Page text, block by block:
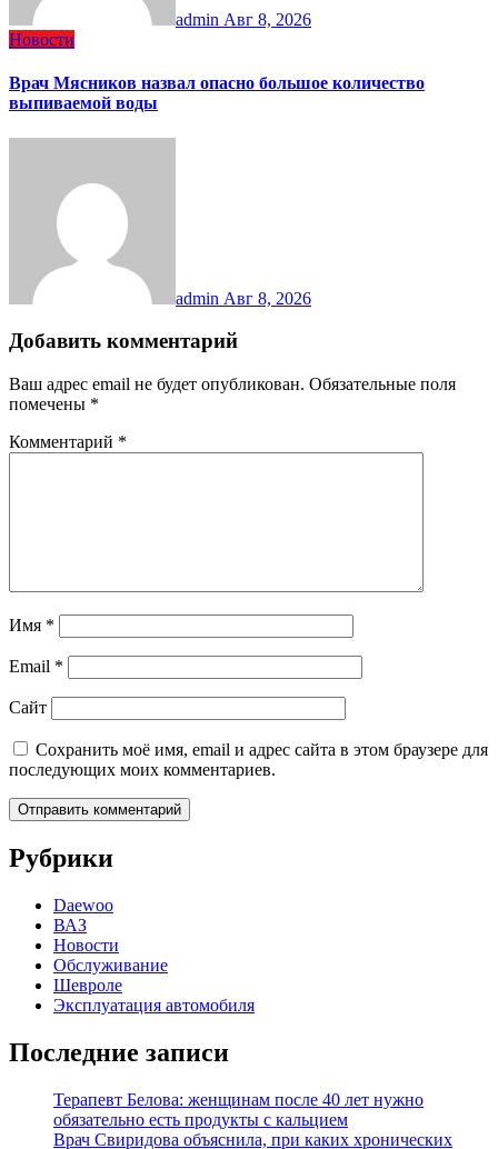
admin Авг 8, 2026
Новости
Врач Мясников назвал опасно большое количество
выпиваемой воды
admin Авг 8, 2026
Добавить комментарий
Ваш адрес email не будет опубликован. Обязательные поля
помечены *
Комментарий *
Имя *
Email *
Сайт
Сохранить моё имя, email и адрес сайта в этом браузере для
последующих моих комментариев.
Рубрики
Daewoo
ВАЗ
Новости
Обслуживание
Шевроле
Эксплуатация автомобиля
Последние записи
Терапевт Белова: женщинам после 40 лет нужно
обязательно есть продукты с кальцием
Врач Свиридова объяснила, при каких хронических